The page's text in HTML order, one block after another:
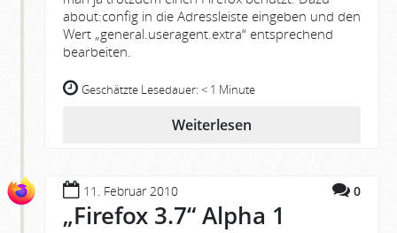
about:config in die Adressleiste eingeben und den
Wert „general.useragent.extra“ entsprechend
bearbeiten.
Geschätzte Lesedauer: < 1 Minute
Weiterlesen
11. Februar 2010 0
„Firefox 3.7“ Alpha 1